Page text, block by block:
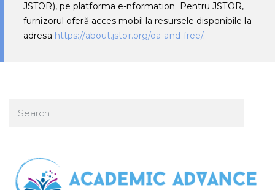
JSTOR), pe platforma e-nformation. Pentru JSTOR,
furnizorul oferă acces mobil la resursele disponibile la
adresa https://about.jstor.org/oa-and-free/.